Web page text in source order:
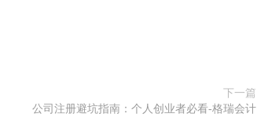
下一篇
公司注册避坑指南：个人创业者必看-格瑞会计